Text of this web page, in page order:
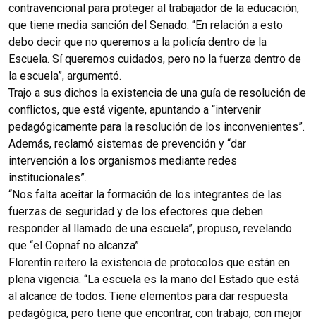
contravencional para proteger al trabajador de la educación,
que tiene media sanción del Senado. “En relación a esto
debo decir que no queremos a la policía dentro de la
Escuela. Sí queremos cuidados, pero no la fuerza dentro de
la escuela”, argumentó.
Trajo a sus dichos la existencia de una guía de resolución de
conflictos, que está vigente, apuntando a “intervenir
pedagógicamente para la resolución de los inconvenientes”.
Además, reclamó sistemas de prevención y “dar
intervención a los organismos mediante redes
institucionales”.
“Nos falta aceitar la formación de los integrantes de las
fuerzas de seguridad y de los efectores que deben
responder al llamado de una escuela”, propuso, revelando
que “el Copnaf no alcanza”.
Florentín reitero la existencia de protocolos que están en
plena vigencia. “La escuela es la mano del Estado que está
al alcance de todos. Tiene elementos para dar respuesta
pedagógica, pero tiene que encontrar, con trabajo, con mejor